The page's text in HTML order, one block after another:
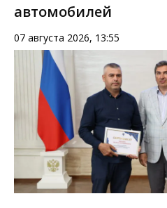
автомобилей
07 августа 2026, 13:55